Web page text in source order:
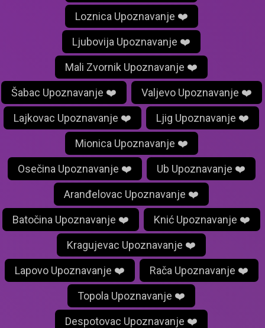
Loznica Upoznavanje ❤️
Ljubovija Upoznavanje ❤️
Mali Zvornik Upoznavanje ❤️
Šabac Upoznavanje ❤️ Valjevo Upoznavanje ❤️
Lajkovac Upoznavanje ❤️ Ljig Upoznavanje ❤️
Mionica Upoznavanje ❤️
Osečina Upoznavanje ❤️ Ub Upoznavanje ❤️
Aranđelovac Upoznavanje ❤️
Batočina Upoznavanje ❤️ Knić Upoznavanje ❤️
Kragujevac Upoznavanje ❤️
Lapovo Upoznavanje ❤️ Rača Upoznavanje ❤️
Topola Upoznavanje ❤️
Despotovac Upoznavanje ❤️